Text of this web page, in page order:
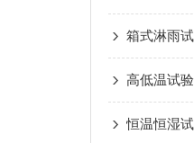
箱式淋雨
高低温试